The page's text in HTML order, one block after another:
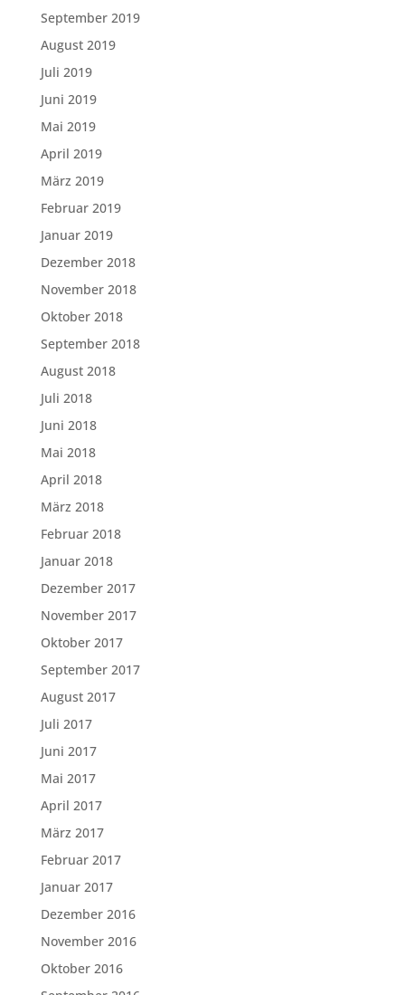
September 2019
August 2019
Juli 2019
Juni 2019
Mai 2019
April 2019
März 2019
Februar 2019
Januar 2019
Dezember 2018
November 2018
Oktober 2018
September 2018
August 2018
Juli 2018
Juni 2018
Mai 2018
April 2018
März 2018
Februar 2018
Januar 2018
Dezember 2017
November 2017
Oktober 2017
September 2017
August 2017
Juli 2017
Juni 2017
Mai 2017
April 2017
März 2017
Februar 2017
Januar 2017
Dezember 2016
November 2016
Oktober 2016